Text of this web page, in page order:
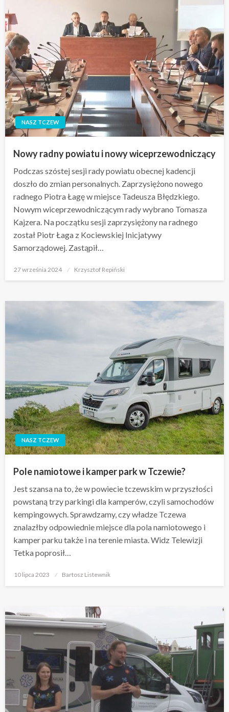
NASZ TCZEW
Nowy radny powiatu i nowy wiceprzewodniczący
Podczas szóstej sesji rady powiatu obecnej kadencji
doszło do zmian personalnych. Zaprzysiężono nowego
radnego Piotra Łagę w miejsce Tadeusza Błędzkiego.
Nowym wiceprzewodniczącym rady wybrano Tomasza
Kajzera. Na początku sesji zaprzysiężony na radnego
został Piotr Łaga z Kociewskiej Inicjatywy
Samorządowej. Zastąpił…
Opublikowane
27 września 2024 Krzysztof Repiński
NASZ TCZEW
Pole namiotowe i kamper park w Tczewie?
Jest szansa na to, że w powiecie tczewskim w przyszłości
powstaną trzy parkingi dla kamperów, czyli samochodów
kempingowych. Sprawdzamy, czy władze Tczewa
znalazłby odpowiednie miejsce dla pola namiotowego i
kamper parku także i na terenie miasta. Widz Telewizji
Tetka poprosił…
Opublikowane
10 lipca 2023 Bartosz Listewnik